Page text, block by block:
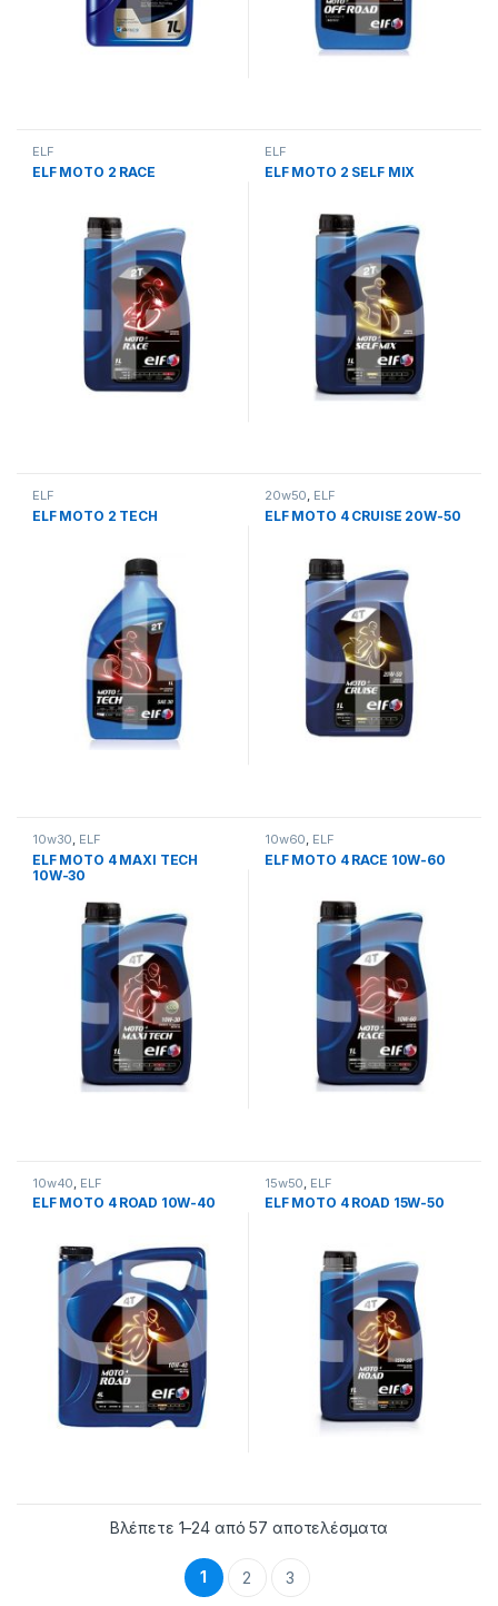
ELF
ELF MOTO 2 RACE
ELF
ELF MOTO 2 SELF MIX
ELF
ELF MOTO 2 TECH
20w50, ELF
ELF MOTO 4 CRUISE 20W-50
10w30, ELF
ELF MOTO 4 MAXI TECH
10W-30
10w60, ELF
ELF MOTO 4 RACE 10W-60
10w40 ELF
ELF MOTO 4 ROAD 10W-40
15w50 ELF
ELF MOTO 4 ROAD 15W-50
Βλέπετε 1–24 από 57 αποτελέσματα
1 2 3